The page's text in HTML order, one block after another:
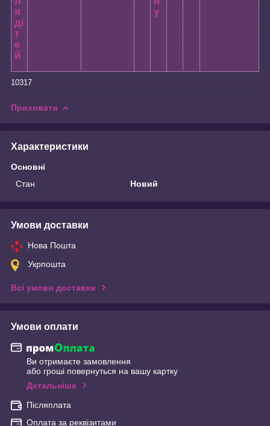
я
ді
т
е
й
у
10317
Приховати
Характеристики
Основні
Стан
Новий
Умови доставки
Нова Пошта
Укрпошта
Всі умови доставки
Умови оплати
Ви отримаєте замовлення
або гроші повернуться на вашу картку
Детальніше
Післяплата
Оплата за реквізитами